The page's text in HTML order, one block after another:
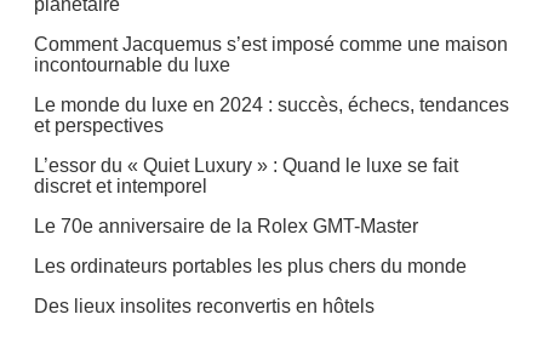
planétaire
Comment Jacquemus s’est imposé comme une maison
incontournable du luxe
Le monde du luxe en 2024 : succès, échecs, tendances
et perspectives
L’essor du « Quiet Luxury » : Quand le luxe se fait
discret et intemporel
Le 70e anniversaire de la Rolex GMT-Master
Les ordinateurs portables les plus chers du monde
Des lieux insolites reconvertis en hôtels